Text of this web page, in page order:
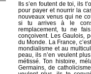
Ils s’en foutent de toi, ils
pour payer et nourrir la
nouveaux venus qui ne
si tu arrives à le
remplacement, tu ne
conçoivent. Les Gaulois,
du Monde. La France,
mondialisme et au
peau, ils n’en veulent
métissé. Ton histoire,
Germains, de